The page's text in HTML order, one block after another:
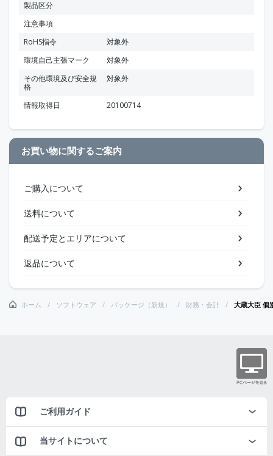
製品区分
注意事項
RoHS指令
対象外
環境自己主張マーク
対象外
その他環境及び安全規
格
対象外
情報取得日 20100714
お買い物に関するご案内
ご購入について
送料について
配送予定とエリアについて
返品について
ホーム ソフトウェア パッケージ（新規） 財務・会計 大蔵大臣 個
ご利用ガイド
当サイトについて